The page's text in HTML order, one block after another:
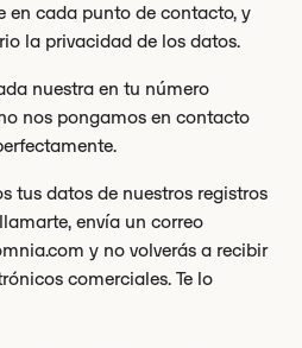
en cada punto de contacto, y
la privacidad de los datos.
nuestra en tu número
nos pongamos en contacto
tus datos de nuestros registros
envía un correo
y no volverás a recibir
comerciales. Te lo